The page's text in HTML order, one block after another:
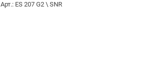
Арт.: ES 207 G2 \ SNR